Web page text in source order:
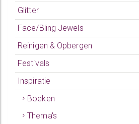
Glitter
Face/Bling Jewels
Reinigen & Opbergen
Festivals
Inspiratie
Boeken
Thema's